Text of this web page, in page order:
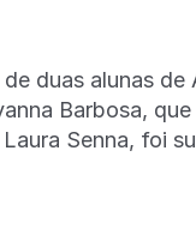
duas alunas de
Barbosa,
Senna, foi